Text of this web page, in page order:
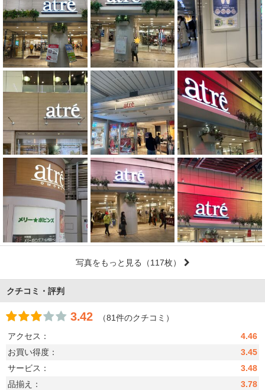
写真をもっと見る （117枚）
クチコミ・評判
3.42
（81件のクチコミ）
アクセス：
4.46
お買い得度：
3.45
サービス：
3.48
品揃え：
3.78